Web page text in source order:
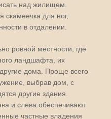
над жилищем.
скамеечка для ног,
в отдалении.
ровной местности, где
ландшафта, их
дома. Проще всего
выбрав дом, с
другие здания.
и слева обеспечивают
частные владения